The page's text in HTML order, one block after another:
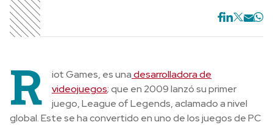
R iot Games, esunadesarrolladora de
videojuegos; que en 2009 lanzó su primer
juego, League of Legends, aclamado a nivel
global. Este se ha convertido en uno de los juegos de PC